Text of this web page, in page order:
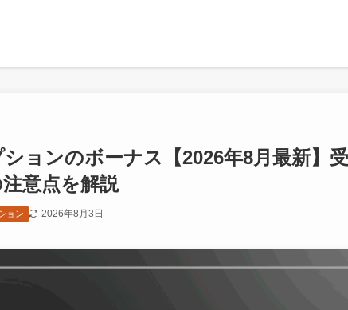
ョンのボーナス【2026年8月最新】
意点を解説
ョン 2026年8月3日